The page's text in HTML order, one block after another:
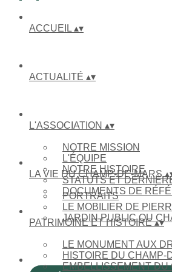
ACCUEIL ▴▾
ACTUALITÉ ▴▾
L'ASSOCIATION ▴▾
NOTRE MISSION
L'ÉQUIPE
NOTRE HISTOIRE
STATUTS ET
DOCUMENTS DE
LA VIE DU CHAMP-DE-MARS▴
PORTRAITS
LE MOBILIER DE
JARDIN PUBLIC OU
PATRIMOINE ET HISTOIRE▴▾
LE MONUMENT AUX
HISTOIRE DU CHAMP-
EMBELLISSEMENT